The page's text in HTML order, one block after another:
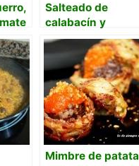
Salteado de
calabacín y
gambas
Mimbre de patata